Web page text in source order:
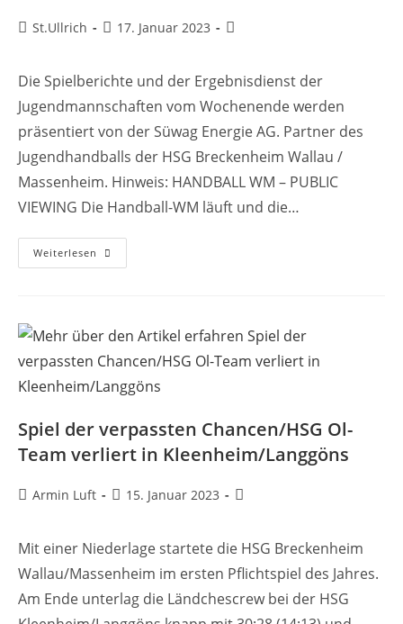
Beitrags-
St.Ullrich
Beitrag
17. Januar 2023
Beitrags-
Die Spielberichte und der Ergebnisdienst der
Jugendmannschaften vom Wochenende werden
präsentiert von der Süwag Energie AG. Partner des
Jugendhandballs der HSG Breckenheim Wallau /
Massenheim. Hinweis: HANDBALL WM – PUBLIC
VIEWING Die Handball-WM läuft und die…
Weiterlesen HSG-
Jugend:
Spiel der verpassten Chancen/HSG Ol-
Team verliert in Kleenheim/Langgöns
Beitrags-
Armin Luft
Beitrag
15. Januar 2023
Beitrags-
Mit einer Niederlage startete die HSG Breckenheim
Wallau/Massenheim im ersten Pflichtspiel des Jahres.
Am Ende unterlag die Ländchescrew bei der HSG